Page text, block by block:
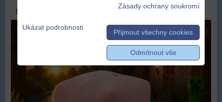
DOPRAVA ZDARMA
Zásady ochrany soukromí
Ukázat podrobnosti
Přijmout všechny cookies
Odmítnout vše